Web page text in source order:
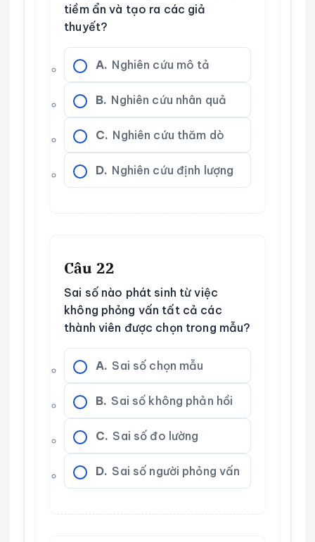
tiềm ẩn và tạo ra các giả
thuyết?
A. Nghiên cứu mô tả
B. Nghiên cứu nhân quả
C. Nghiên cứu thăm dò
D. Nghiên cứu định lượng
Câu 22
Sai số nào phát sinh từ việc
không phỏng vấn tất cả các
thành viên được chọn trong mẫu?
A. Sai số chọn mẫu
B. Sai số không phản hồi
C. Sai số đo lường
D. Sai số người phỏng vấn